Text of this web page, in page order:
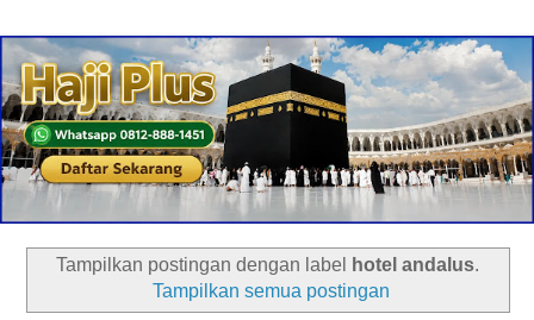
Tampilkan postingan dengan label hotel andalus.
Tampilkan semua postingan